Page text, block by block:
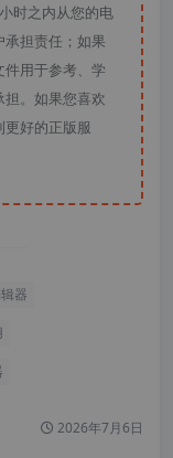
时之内从您的电
担责任；如果
用于参考、学
。如果您喜欢
好的正版服
器
2026年7月6日